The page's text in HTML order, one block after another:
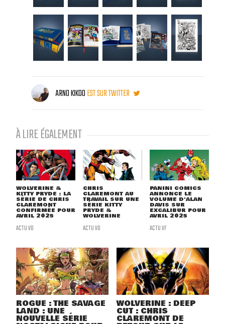
ARNO KIKOOEST SUR TWITTER
À LIRE ÉGALEMENT
WOLVERINE &
KITTY PRYDE : LA
SÉRIE DE CHRIS
CLAREMONT
CONFIRMÉE POUR
AVRIL 2025
ACTU VO
CHRIS
CLAREMONT AU
TRAVAIL SUR UNE
SÉRIE KITTY
PRYDE &
WOLVERINE
ACTU VO
PANINI COMICS
ANNONCE LE
VOLUME D'ALAN
DAVIS SUR
EXCALIBUR POUR
AVRIL 2025
ACTU VF
ROGUE : THE SAVAGE
LAND : UNE
NOUVELLE SÉRIE
WOLVERINE : DEEP
CUT : CHRIS
CLAREMONT DE